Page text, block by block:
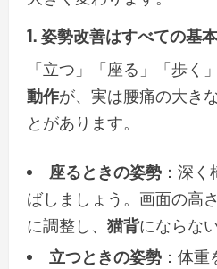
1. 姿勢改善はすべての基本
「立つ」「座る」「歩く
動作が、実は腰痛の大き
とがあります。
座るときの姿勢 ：深
ばしましょう。画面の高
に調整し、 猫背にならな
立つときの姿勢 ：体